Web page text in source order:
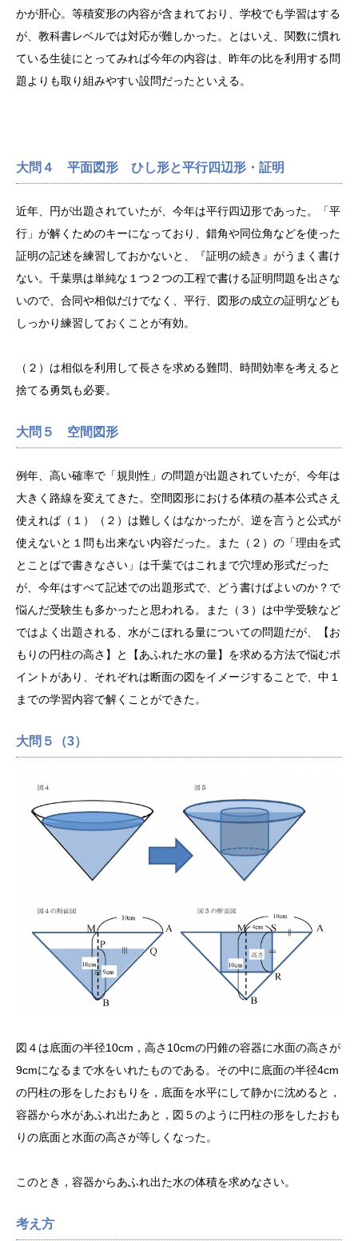
かが肝心。等積変形の内容が含まれており、学校でも学習はする
が、教科書レベルでは対応が難しかった。とはいえ、関数に慣れ
ている生徒にとってみれば今年の内容は、昨年の比を利用する問
題よりも取り組みやすい設問だったといえる。
大問４ 平面図形 ひし形と平行四辺形・証明
近年、円が出題されていたが、今年は平行四辺形であった。「平
行」が解くためのキーになっており、錯角や同位角などを使った
証明の記述を練習しておかないと、『証明の続き』がうまく書け
ない。千葉県は単純な１つ２つの工程で書ける証明問題を出さな
いので、合同や相似だけでなく、平行、図形の成立の証明なども
しっかり練習しておくことが有効。
（２）は相似を利用して長さを求める難問、時間効率を考えると
捨てる勇気も必要。
大問５ 空間図形
例年、高い確率で「規則性」の問題が出題されていたが、今年は
大きく路線を変えてきた。空間図形における体積の基本公式さえ
使えれば（１）（２）は難しくはなかったが、逆を言うと公式が
使えないと１問も出来ない内容だった。また（２）の「理由を式
とことばで書きなさい」は千葉ではこれまで穴埋め形式だった
が、今年はすべて記述での出題形式で、どう書けばよいのか？で
悩んだ受験生も多かったと思われる。また（３）は中学受験など
ではよく出題される、水がこぼれる量についての問題だが、【お
もりの円柱の高さ】と【あふれた水の量】を求める方法で悩むポ
イントがあり、それぞれは断面の図をイメージすることで、中１
までの学習内容で解くことができた。
大問５（3）
図４は底面の半径10cm，高さ10cmの円錐の容器に水面の高さが
9cmになるまで水をいれたものである。その中に底面の半径4cm
の円柱の形をしたおもりを，底面を水平にして静かに沈めると，
容器から水があふれ出たあと，図５のように円柱の形をしたおも
りの底面と水面の高さが等しくなった。
このとき，容器からあふれ出た水の体積を求めなさい。
考え方